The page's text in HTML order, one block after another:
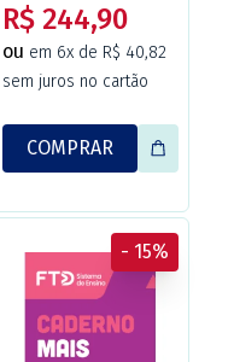
R$ 244,90
ou em 6x de R$ 40,82
sem juros no cartão
COMPRAR
- 15%